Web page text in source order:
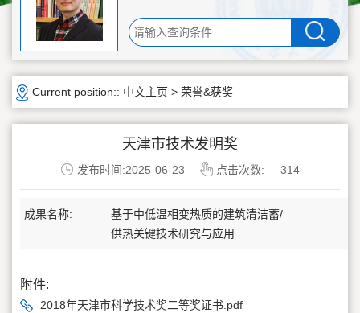
Current position:: 中文主页 > 荣誉&获奖
天津市技术发明奖
发布时间:2025-06-23 点击次数: 314
成果名称:
基于中低温相变热质的建筑清洁蓄/
供热关键技术研究与应用
附件:
2018年天津市科学技术奖二等奖证书.pdf